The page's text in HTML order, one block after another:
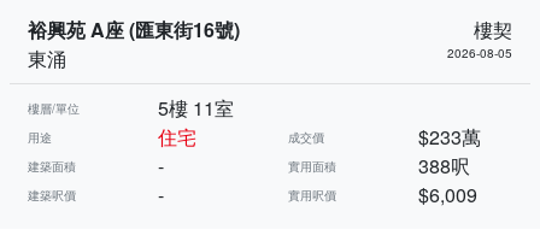
裕興苑 A座 (匯東街16號)
樓契
東涌
2026-08-05
樓層/單位 5樓 11室
用途 住宅 成交價 $233萬
建築面積 - 實用面積 388呎
建築呎價 - 實用呎價 $6,009